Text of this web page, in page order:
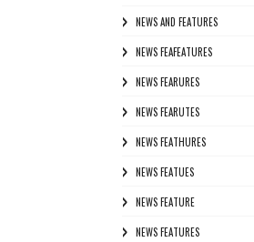
NEWS AND FEATURES
NEWS FEAFEATURES
NEWS FEARURES
NEWS FEARUTES
NEWS FEATHURES
NEWS FEATUES
NEWS FEATURE
NEWS FEATURES